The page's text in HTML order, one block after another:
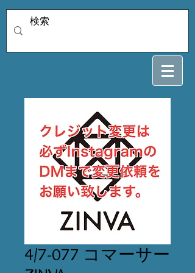
4/7-077 コマーサー